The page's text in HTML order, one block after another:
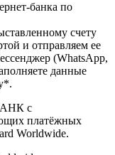
банка по
счету
и отправляем ее
(WhatsApp,
данные
с
платёжных
Worldwide.